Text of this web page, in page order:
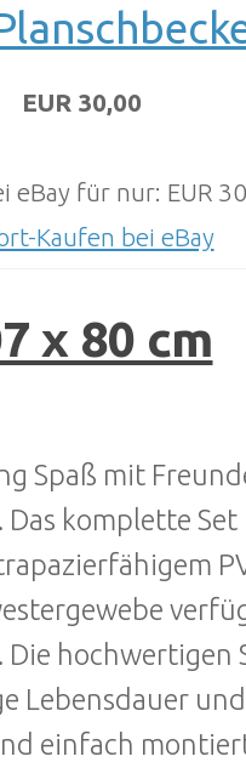
EUR 30,00
eBay für nur: EUR
Kaufen bei eBay
x 80 cm
Spaß mit
komplette
Die hochwertigen
Lebensdauer
einfach